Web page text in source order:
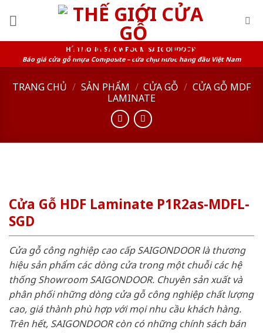
HỆ THỐNG SHOWROOM SAIGONDOOR
Báo giá cửa gỗ nhựa Composite – cửa chịu nước hàng đầu Việt Nam
TRANG CHỦ / SẢN PHẨM / CỬA GỖ / CỬA GỖ MDF
LAMINATE
Cửa Gỗ HDF Laminate P1R2as-MDFL-
SGD
Cửa gỗ công nghiệp cao cấp SAIGONDOOR là thương
hiệu sản phẩm các dòng cửa trong một chuỗi các hệ
thống Showroom SAIGONDOOR. Chuyên sản xuất và
phân phối những dòng cửa gỗ công nghiệp chất lượng
cao, giá thành phù hợp với mọi nhu cầu khách hàng.
Trên hết, SAIGONDOOR còn có những chính sách bán